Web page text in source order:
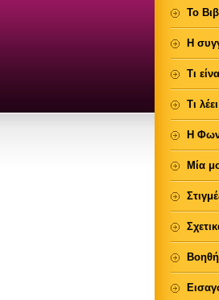
Το
Η
Τι
Τι
Η
Μία